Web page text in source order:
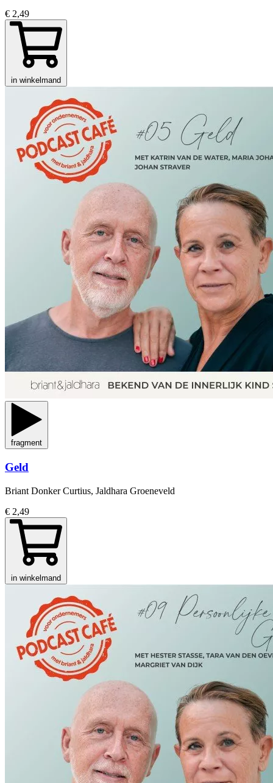
€ 2,49
in winkelmand
fragment
Geld
Briant Donker Curtius, Jaldhara Groeneveld
€ 2,49
in winkelmand